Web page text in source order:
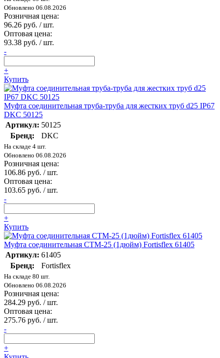
Обновлено 06.08.2026
Розничная цена:
96.26 руб. / шт.
Оптовая цена:
93.38 руб. / шт.
-
+
Купить
Муфта соединительная труба-труба для жестких труб d25 IP67
DKC 50125
Артикул: 50125
Бренд:
DKC
На складе 4 шт.
Обновлено 06.08.2026
Розничная цена:
106.86 руб. / шт.
Оптовая цена:
103.65 руб. / шт.
-
+
Купить
Муфта соединительная СТМ-25 (1дюйм) Fortisflex 61405
Артикул: 61405
Бренд:
Fortisflex
На складе 80 шт.
Обновлено 06.08.2026
Розничная цена:
284.29 руб. / шт.
Оптовая цена:
275.76 руб. / шт.
-
+